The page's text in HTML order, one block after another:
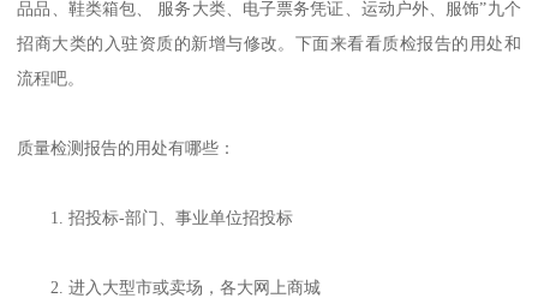
品品、鞋类箱包、 服务大类、电子票务凭证、运动户外、服饰”九个
招商大类的入驻资质的新增与修改。下面来看看质检报告的用处和
流程吧。
质量检测报告的用处有哪些：
1. 招投标-部门、事业单位招投标
2. 进入大型市或卖场，各大网上商城